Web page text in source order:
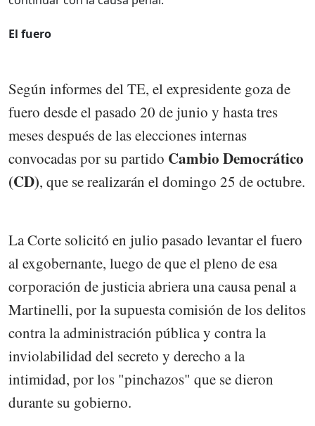
El fuero
Según informes del TE, el expresidente goza de
fuero desde el pasado 20 de junio y hasta tres
meses después de las elecciones internas
convocadas por su partido Cambio Democrático
(CD), que se realizarán el domingo 25 de octubre.
La Corte solicitó en julio pasado levantar el fuero
al exgobernante, luego de que el pleno de esa
corporación de justicia abriera una causa penal a
Martinelli, por la supuesta comisión de los delitos
contra la administración pública y contra la
inviolabilidad del secreto y derecho a la
intimidad, por los "pinchazos" que se dieron
durante su gobierno.